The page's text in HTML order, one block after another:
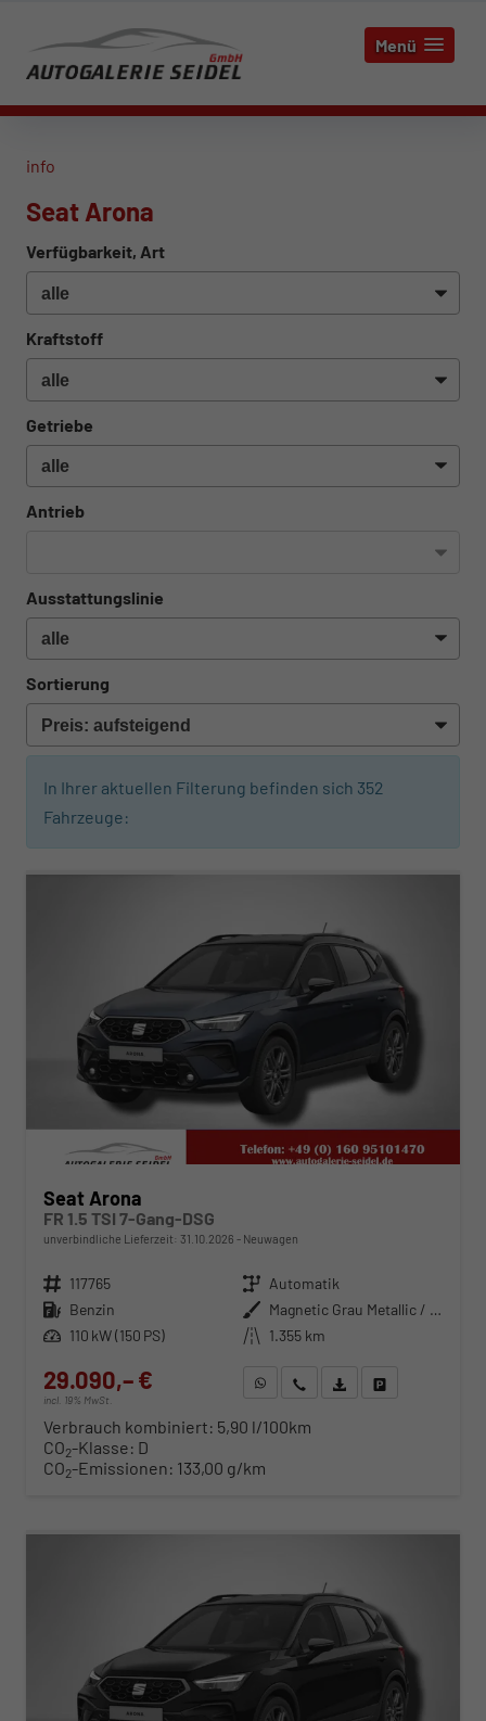
Menü
info
Seat Arona
Verfügbarkeit, Art
Kraftstoff
Getriebe
Antrieb
Ausstattungslinie
Sortierung
In Ihrer aktuellen Filterung befinden sich 352
Fahrzeuge:
ab 295,– € mtl.
Seat Arona
FR 1.5 TSI 7-Gang-DSG
unverbindliche Lieferzeit: 31.10.2026 Neuwagen
Fahrzeugnr. 117765 Getriebe Automatik
Kraftstoff Benzin Außenfarbe
Magnetic Grau Metallic / Dach in Midnight Schwarz Metallic
Leistung 110 kW (150 PS) Kilometerstand 1.355 km
29.090,– €
incl. 19% MwSt.
WhatsApp anfragen
Wir rufen Sie anFahrzeugexposé (PDF)
Verbrauch kombiniert: 5,90 l/100km
CO2-Klasse: D
CO2-Emissionen: 133,00 g/km